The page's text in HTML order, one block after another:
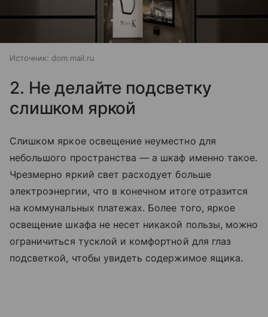
Источник: dom.mail.ru
2. Не делайте подсветку
слишком яркой
Слишком яркое освещение неуместно для
небольшого пространства — а шкаф именно такое.
Чрезмерно яркий свет расходует больше
электроэнергии, что в конечном итоге отразится
на коммунальных платежах. Более того, яркое
освещение шкафа не несет никакой пользы, можно
ограничиться тусклой и комфортной для глаз
подсветкой, чтобы увидеть содержимое ящика.